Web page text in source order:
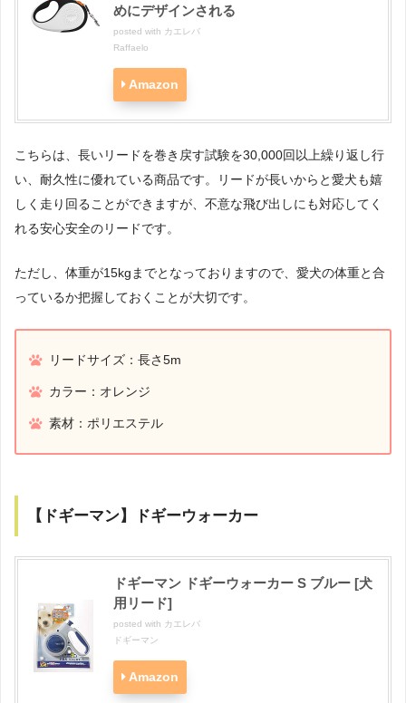
めにデザインされる
posted with カエレバ
Raffaelo
Amazon
こちらは、長いリードを巻き戻す試験を30,000回以上繰り返し行
い、耐久性に優れている商品です。リードが長いからと愛犬も嬉
しく走り回ることができますが、不意な飛び出しにも対応してく
れる安心安全のリードです。
ただし、体重が15kgまでとなっておりますので、愛犬の体重と合
っているか把握しておくことが大切です。
リードサイズ：長さ5m
カラー：オレンジ
素材：ポリエステル
【ドギーマン】ドギーウォーカー
ドギーマン ドギーウォーカー S ブルー [犬
用リード]
posted with カエレバ
ドギーマン
Amazon